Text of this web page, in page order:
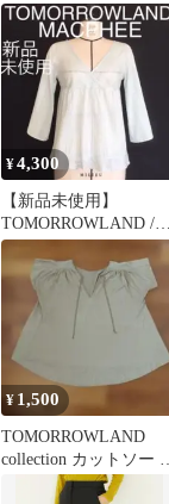
ットンリネンテーラー
ド 3B
¥4,300
【新品未使用】
TOMORROWLAND /
MACPHEE コットンブ
ラウス
¥ 1,500
TOMORROWLAND
collection カットソー ベ
ージュ 38